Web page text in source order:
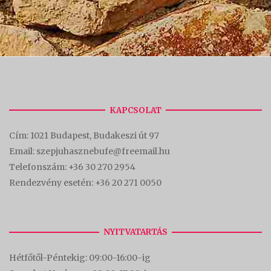
KAPCSOLAT
Cím: 1021 Budapest, Budakeszi út 97
Email: szepjuhasznebufe@freemail.hu
Telefonszám: +36 30 270 2954
Rendezvény esetén: +36 20 271 0050
NYITVATARTÁS
Hétfőtől-Péntekig: 09:00-16:00-ig